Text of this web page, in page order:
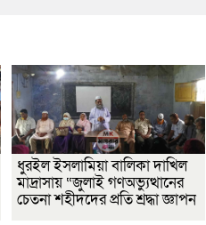
ধুরইল ইসলামিয়া বালিকা দাখিল
মাদ্রাসায় “জুলাই গণঅভ্যুত্থানের
চেতনা শহীদদের প্রতি শ্রদ্ধা জ্ঞাপন